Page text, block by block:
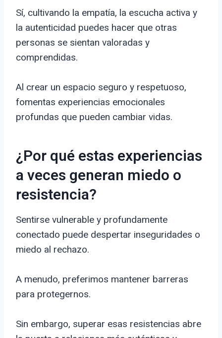
Sí, cultivando la empatía, la escucha activa y
la autenticidad puedes hacer que otras
personas se sientan valoradas y
comprendidas.
Al crear un espacio seguro y respetuoso,
fomentas experiencias emocionales
profundas que pueden cambiar vidas.
¿Por qué estas experiencias
a veces generan miedo o
resistencia?
Sentirse vulnerable y profundamente
conectado puede despertar inseguridades o
miedo al rechazo.
A menudo, preferimos mantener barreras
para protegernos.
Sin embargo, superar esas resistencias abre